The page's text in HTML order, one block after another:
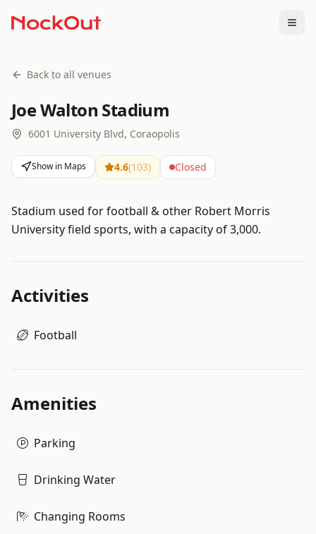
Back to all venues
Joe Walton Stadium
6001 University Blvd, Coraopolis
Show in Maps 4.6(103) Closed
Stadium used for football & other Robert Morris
University field sports, with a capacity of 3,000.
Activities
Football
Amenities
Parking
Drinking Water
Changing Rooms